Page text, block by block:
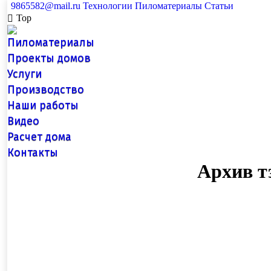
9865582@mail.ru Технологии Пиломатериалы Статьи
Top
Пиломатериалы
Проекты домов
Услуги
Производство
Наши работы
Видео
Расчет дома
Контакты
Архив